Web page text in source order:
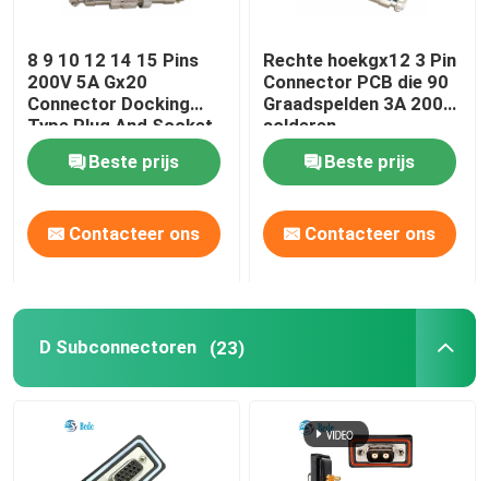
snel terminalblok
HDMI-Koppeling
Automobiele aansluiting
8 9 10 12 14 15 Pins
200V 5A Gx20
Connector Docking
Type Plug And Socket
Kits
Beste prijs
Contacteer ons
Rechte hoekgx12 3 Pin
Connector PCB die 90
Graadspelden 3A 200V
solderen
Beste prijs
Contacteer ons
D Subconnectoren (23)